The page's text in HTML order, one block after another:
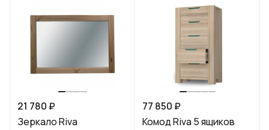
21 780 ₽
Зеркало Riva
77 850 ₽
Комод Riva 5 ящиков